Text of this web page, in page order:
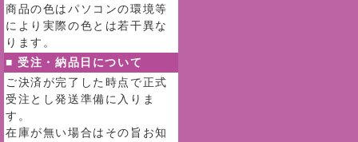
商品の色はパソコンの環境等
により実際の色とは若干異な
ります。
■ 受注・納品日について
ご決済が完了した時点で正式
受注とし発送準備に入りま
す。
在庫が無い場合はその旨お知